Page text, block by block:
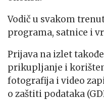
Vodič u svakom
programa, satnice i
Prijava na izlet
prikupljanje i
fotografija i video
o zaštiti podataka